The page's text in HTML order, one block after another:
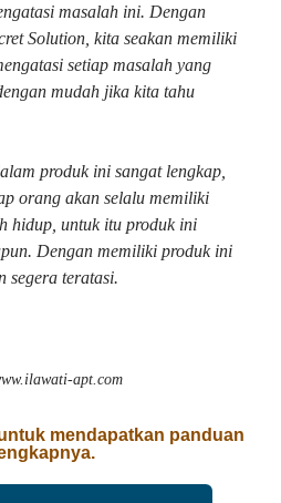
masalah ini. Dengan
Solution, kita seakan memiliki
setiap masalah yang
mudah jika kita tahu
produk ini sangat lengkap,
orang akan selalu memiliki
hidup, untuk itu produk ini
Dengan memiliki produk ini
segera teratasi.
apt.com
mendapatkan panduan